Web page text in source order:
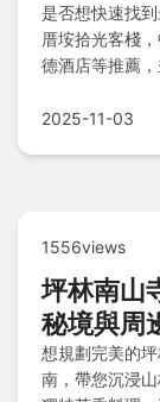
是否想快速找
厝垵拾光客棧
德酒店等推薦
2025-11-03
1556views
坪林南山
秘境與周
想規劃完美的
南，帶您沉浸